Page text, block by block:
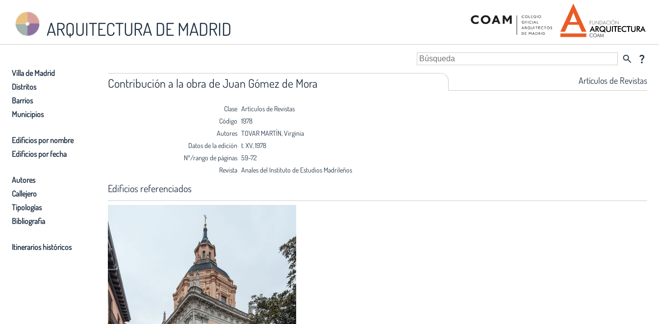
ARQUITECTURA DE MADRID
Villa de Madrid
Distritos
Barrios
Municipios
Edificios por nombre
Edificios por fecha
Autores
Callejero
Tipologías
Bibliografia
Itinerarios históricos
search question_mark
Contribución a la obra de Juan Gómez de Mora Artículos de Revistas
Clase Artículos de Revistas
Código 1978
Autores TOVAR MARTÍN, Virginia
Datos de la edición t. XV, 1978
Nº/rango de páginas 59-72
Revista Anales del Instituto de Estudios Madrileños
Edificios referenciados